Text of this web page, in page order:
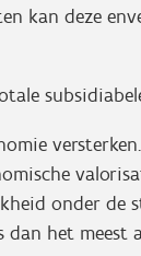
kan deze
onder de
dan het